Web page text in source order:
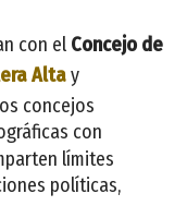
con el Concejo de
Altay
concejos
con
límites
políticas,